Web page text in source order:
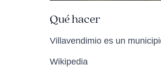
Qué hacer
Villavendimio es un
Wikipedia